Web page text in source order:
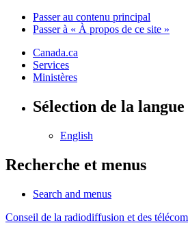
Passer au contenu principal
Passer à « À propos de ce site »
Canada.ca
Services
Ministères
Sélection de la langue
English
Recherche et menus
Search and menus
Conseil de la radiodiffusion et des